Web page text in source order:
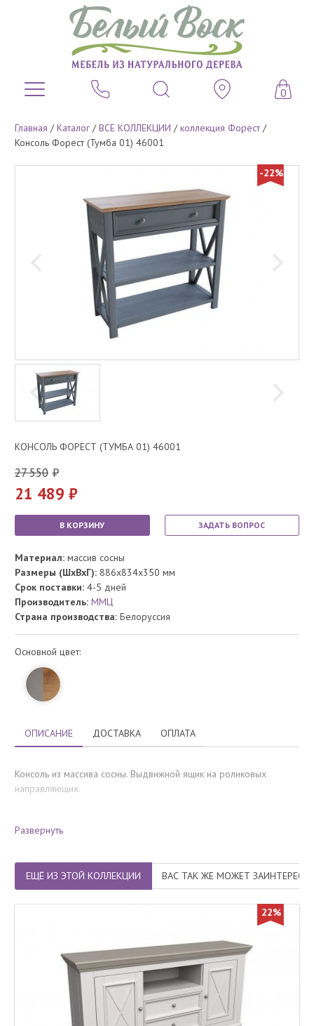
0
Главная /Каталог /ВСЕ КОЛЛЕКЦИИ /коллекция Форест/
Консоль Форест (Тумба 01) 46001
-22%
КОНСОЛЬ ФОРЕСТ (ТУМБА 01) 46001
27 550
21 489
В КОРЗИНУ ЗАДАТЬ ВОПРОС
Материал: массив сосны
Размеры (ШхВхГ): 886x834x350 мм
Срок поставки: 4-5 дней
Производитель: ММЦ
Страна производства: Белоруссия
Основной цвет:
ОПИСАНИЕ ДОСТАВКА ОПЛАТА
Консоль из массива сосны. Выдвижной ящик на роликовых
направляющих.
Объём, м3: 0,05
Количество упаковок: 1
Развернуть
ЕЩЁ ИЗ ЭТОЙ КОЛЛЕКЦИИ ВАС ТАК ЖЕ МОЖЕТ
22%